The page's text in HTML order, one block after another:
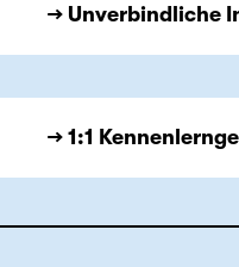
→ Unverbindliche
→ 1:1